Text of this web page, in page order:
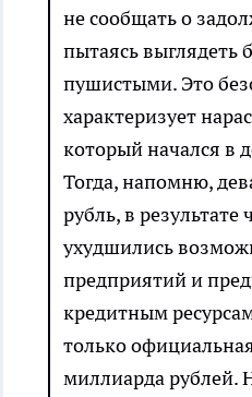
не сообщать о
пытаясь выглядеть
пушистыми. Это
характеризует
который начался в
Тогда, напомню,
рубль, в результате
ухудшились
предприятий и
кредитным
только
миллиарда рублей.